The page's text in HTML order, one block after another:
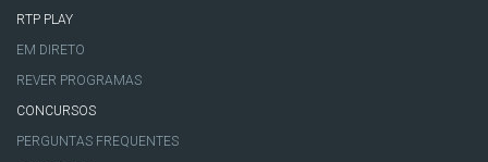
RTP PLAY
EM DIRETO
REVER PROGRAMAS
CONCURSOS
PERGUNTAS FREQUENTES